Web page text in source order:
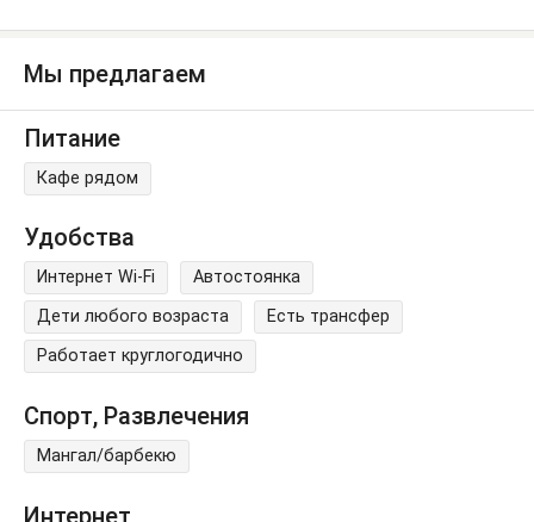
Мы предлагаем
Питание
Кафе рядом
Удобства
Интернет Wi-Fi
Автостоянка
Дети любого возраста
Есть трансфер
Работает круглогодично
Спорт, Развлечения
Мангал/барбекю
Интернет